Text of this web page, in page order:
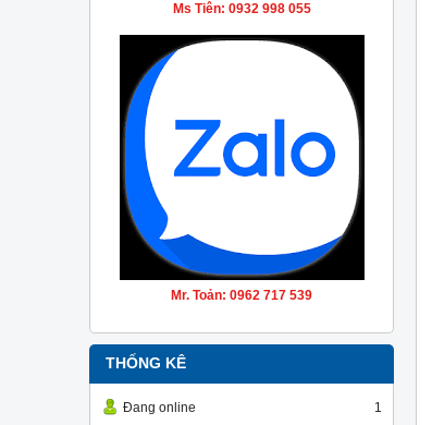
Ms Tiên: 0932 998 055
Mr. Toản: 0962 717 539
THỐNG KÊ
Đang online
1